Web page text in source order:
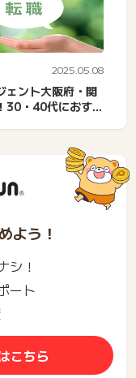
2025.05.08
ェント大阪府・関
30・40代におすす
よう！
シ！
ート
こちら